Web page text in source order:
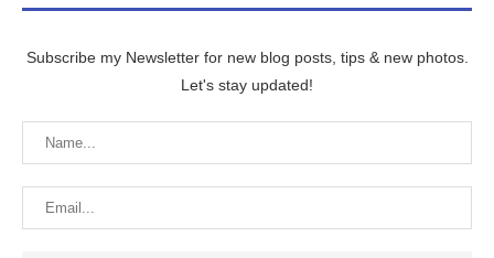
Subscribe my Newsletter for new blog posts, tips & new photos.
Let's stay updated!